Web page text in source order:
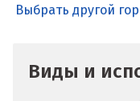
Выбрать другой
Виды и